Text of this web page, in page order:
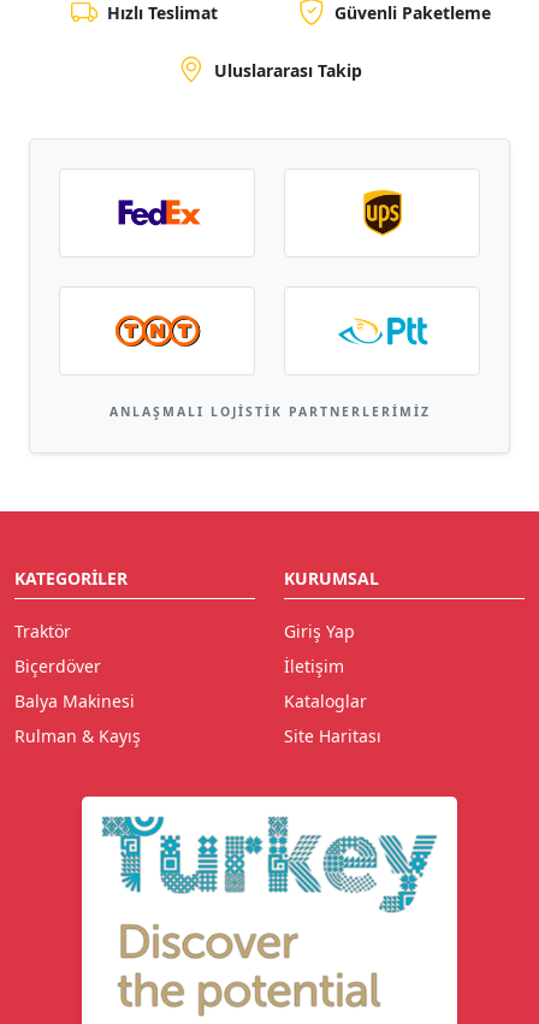
Hızlı Teslimat Güvenli Paketleme
Uluslararası Takip
ANLAŞMALI LOJISTIK PARTNERLERIMIZ
KATEGORILER
Traktör
Biçerdöver
Balya Makinesi
Rulman & Kayış
KURUMSAL
Giriş Yap
İletişim
Kataloglar
Site Haritası